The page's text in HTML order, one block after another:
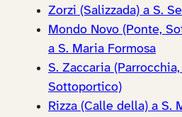
Zorzi (Salizzada) a S.
Mondo Novo (Ponte,
a S. Maria Formosa
S. Zaccaria
Sottoportico)
Rizza (Calle della) a S.